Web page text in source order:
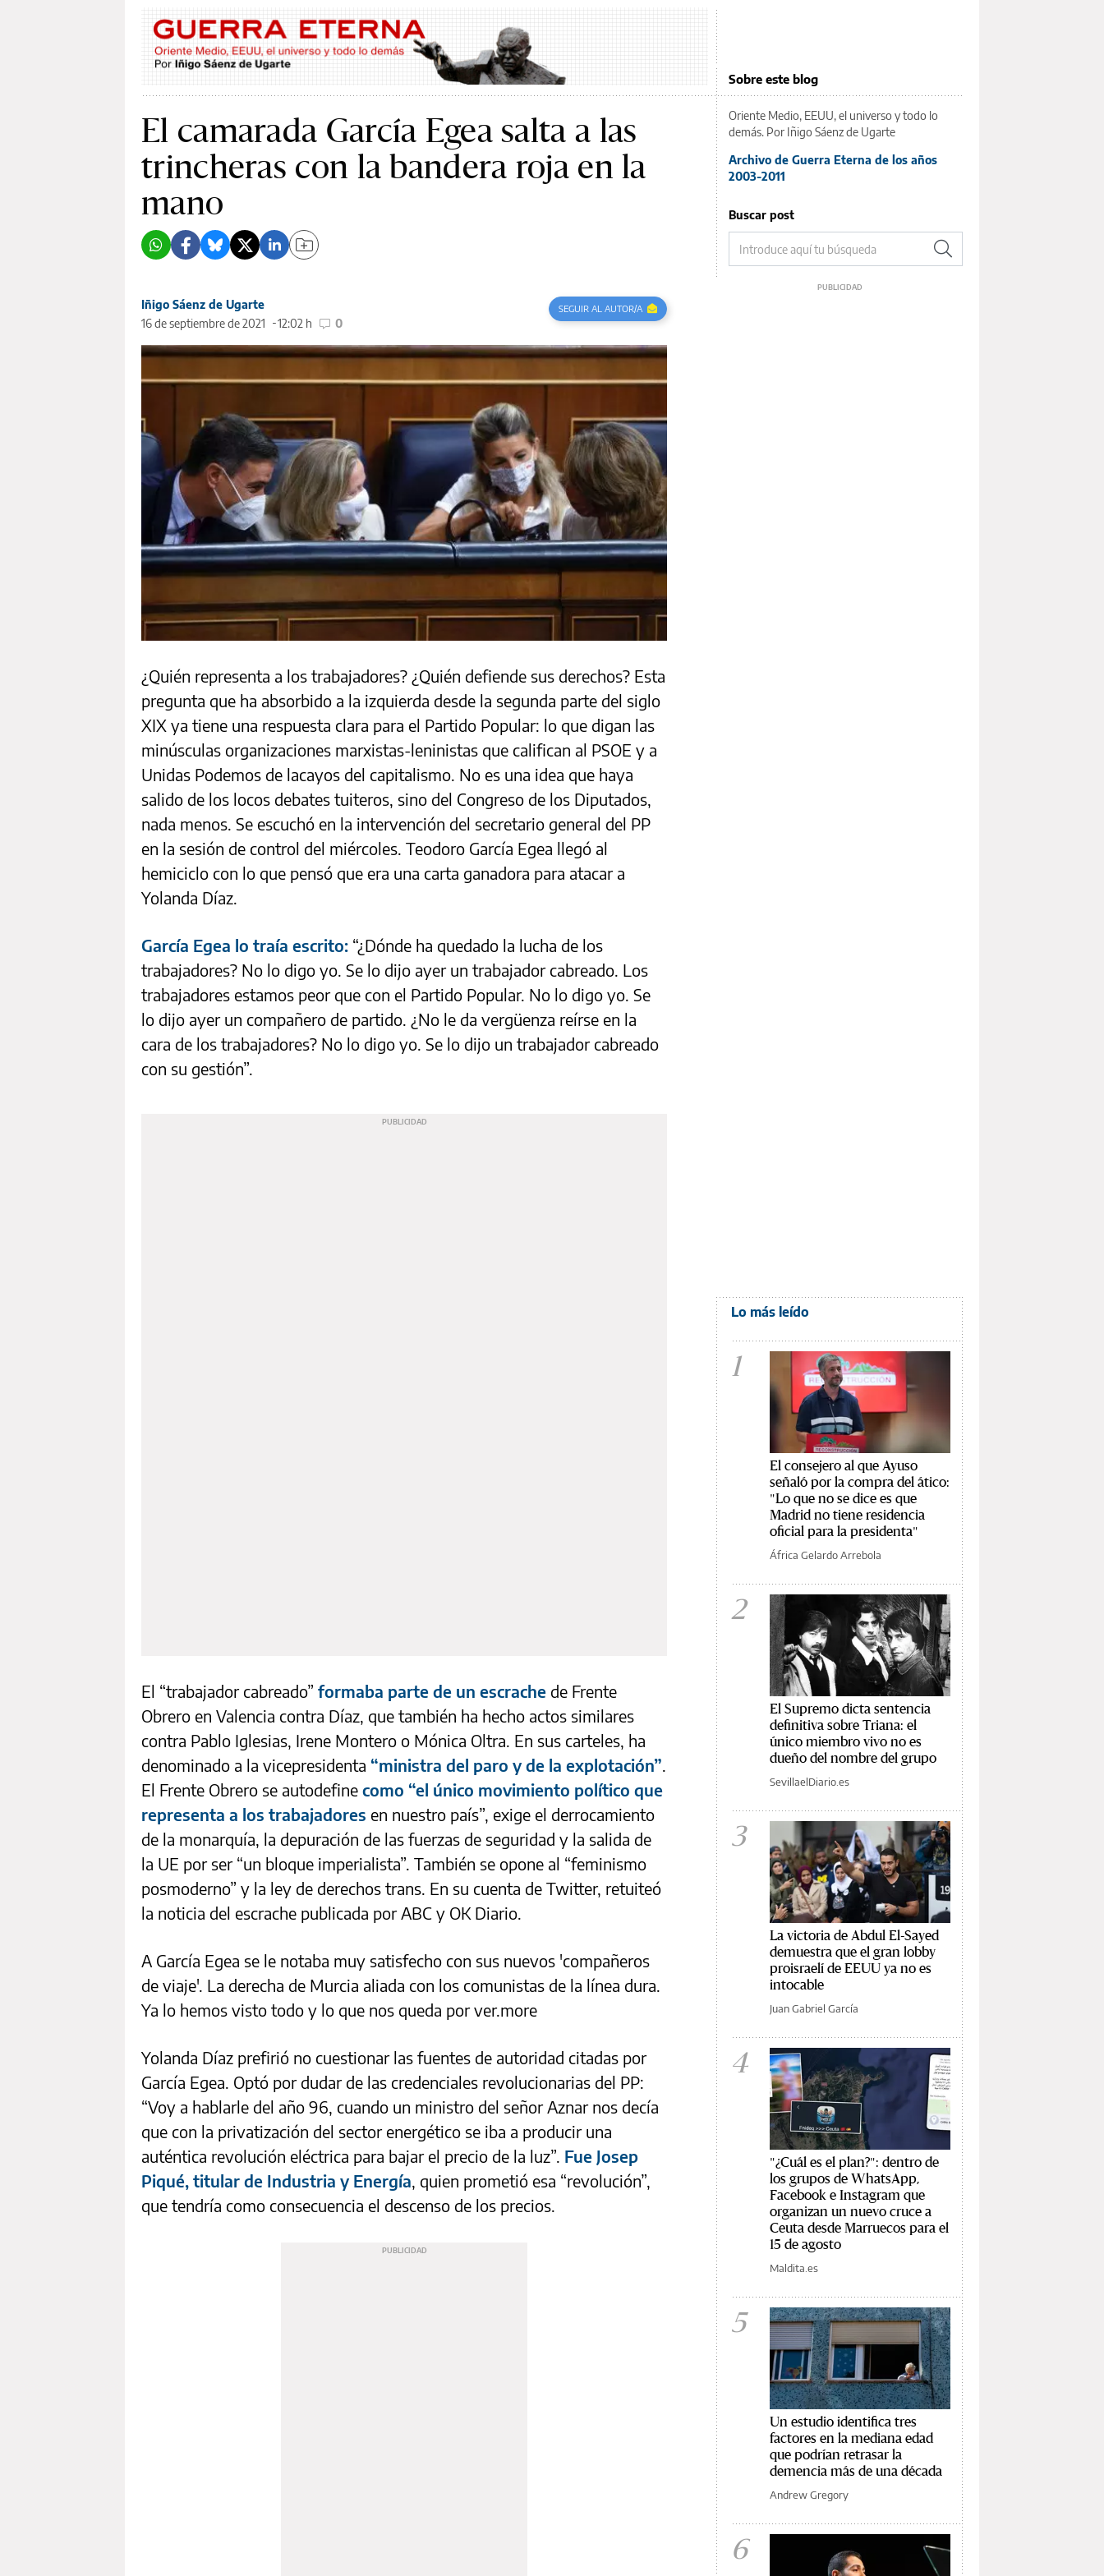
El camarada García Egea salta a las
trincheras con la bandera roja en la
mano
Iñigo Sáenz de Ugarte
16 de septiembre de 2021
12:02 h 0
SEGUIR AL AUTOR/A
¿Quién representa a los trabajadores? ¿Quién defiende sus derechos? Esta
pregunta que ha absorbido a la izquierda desde la segunda parte del siglo
XIX ya tiene una respuesta clara para el Partido Popular: lo que digan las
minúsculas organizaciones marxistas-leninistas que califican al PSOE y a
Unidas Podemos de lacayos del capitalismo. No es una idea que haya
salido de los locos debates tuiteros, sino del Congreso de los Diputados,
nada menos. Se escuchó en la intervención del secretario general del PP
en la sesión de control del miércoles. Teodoro García Egea llegó al
hemiciclo con lo que pensó que era una carta ganadora para atacar a
Yolanda Díaz.
García Egea lo traía escrito: “¿Dónde ha quedado la lucha de los
trabajadores? No lo digo yo. Se lo dijo ayer un trabajador cabreado. Los
trabajadores estamos peor que con el Partido Popular. No lo digo yo. Se
lo dijo ayer un compañero de partido. ¿No le da vergüenza reírse en la
cara de los trabajadores? No lo digo yo. Se lo dijo un trabajador cabreado
con su gestión”.
El “trabajador cabreado” formaba parte de un escrache de Frente
Obrero en Valencia contra Díaz, que también ha hecho actos similares
contra Pablo Iglesias, Irene Montero o Mónica Oltra. En sus carteles, ha
denominado a la vicepresidenta “ministra del paro y de la explotación”.
El Frente Obrero se autodefine como “el único movimiento político que
representa a los trabajadores en nuestro país”, exige el derrocamiento
de la monarquía, la depuración de las fuerzas de seguridad y la salida de
la UE por ser “un bloque imperialista”. También se opone al “feminismo
posmoderno” y la ley de derechos trans. En su cuenta de Twitter, retuiteó
la noticia del escrache publicada por ABC y OK Diario.
A García Egea se le notaba muy satisfecho con sus nuevos 'compañeros
de viaje'. La derecha de Murcia aliada con los comunistas de la línea dura.
Ya lo hemos visto todo y lo que nos queda por ver.more
Yolanda Díaz prefirió no cuestionar las fuentes de autoridad citadas por
García Egea. Optó por dudar de las credenciales revolucionarias del PP:
“Voy a hablarle del año 96, cuando un ministro del señor Aznar nos decía
que con la privatización del sector energético se iba a producir una
auténtica revolución eléctrica para bajar el precio de la luz”. Fue Josep
Piqué, titular de Industria y Energía, quien prometió esa “revolución”,
que tendría como consecuencia el descenso de los precios.
Sobre este blog
Oriente Medio, EEUU, el universo y todo lo
demás. Por Iñigo Sáenz de Ugarte
Archivo de Guerra Eterna de los años
2003-2011
Buscar post
Lo más leído
1
El consejero al que Ayuso
señaló por la compra del ático:
"Lo que no se dice es que
Madrid no tiene residencia
oficial para la presidenta"
África Gelardo Arrebola
2
El Supremo dicta sentencia
definitiva sobre Triana: el
único miembro vivo no es
dueño del nombre del grupo
SevillaelDiario.es
3
La victoria de Abdul El-Sayed
demuestra que el gran lobby
proisraelí de EEUU ya no es
intocable
Juan Gabriel García
4
"¿Cuál es el plan?": dentro de
los grupos de WhatsApp,
Facebook e Instagram que
organizan un nuevo cruce a
Ceuta desde Marruecos para el
15 de agosto
Maldita.es
5
Un estudio identifica tres
factores en la mediana edad
que podrían retrasar la
demencia más de una década
Andrew Gregory
6